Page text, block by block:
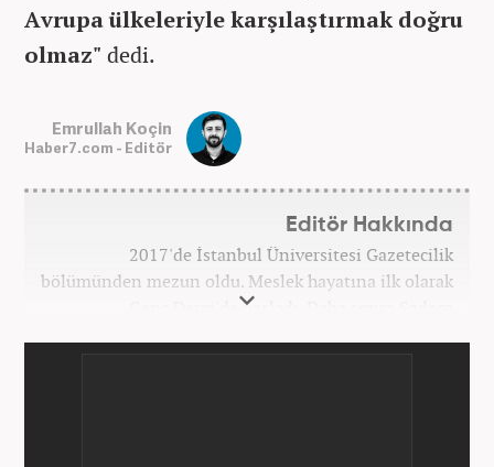
Avrupa ülkeleriyle karşılaştırmak doğru
olmaz" dedi.
Emrullah Koçin
Haber7.com - Editör
Editör Hakkında
2017'de İstanbul Üniversitesi Gazetecilik
bölümünden mezun oldu. Meslek hayatına ilk olarak
Genç Dergi'de başladı. Daha sonra Sadece